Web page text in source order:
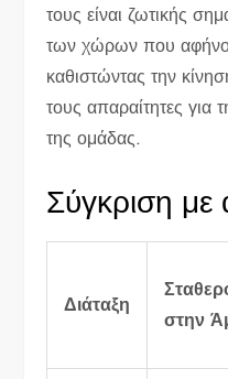
τους είναι ζωτικής
των χώρων που
καθιστώντας την
τους απαραίτητες για
της ομάδας.
Σύγκριση με
Διάταξη
στην